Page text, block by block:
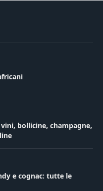
bollicine, champagne,
e cognac: tutte le